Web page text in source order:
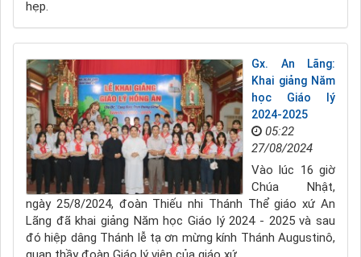
hẹp.
Gx. An Lãng:
Khai giảng Năm
học Giáo lý
2024-2025
05:22
27/08/2024
Vào lúc 16 giờ
Chúa Nhật,
ngày 25/8/2024, đoàn Thiếu nhi Thánh Thể giáo xứ An
Lãng đã khai giảng Năm học Giáo lý 2024 - 2025 và sau
đó hiệp dâng Thánh lễ tạ ơn mừng kính Thánh Augustinô,